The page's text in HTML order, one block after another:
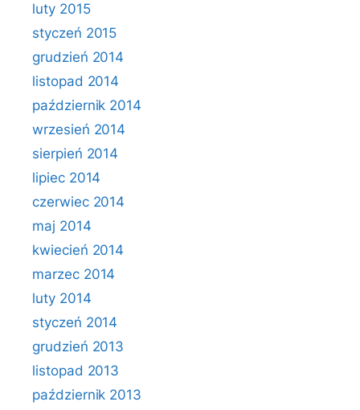
luty 2015
styczeń 2015
grudzień 2014
listopad 2014
październik 2014
wrzesień 2014
sierpień 2014
lipiec 2014
czerwiec 2014
maj 2014
kwiecień 2014
marzec 2014
luty 2014
styczeń 2014
grudzień 2013
listopad 2013
październik 2013